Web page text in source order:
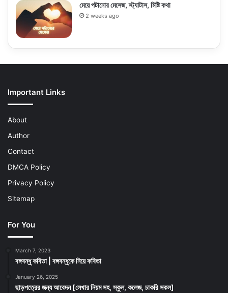
মেয়ে পটানোর মেসেজ, স্ট্যাটাস, মিষ্টি কথা
2 weeks ago
Important Links
About
Author
Contact
DMCA Policy
Privacy Policy
Sitemap
For You
March 7, 2023
বঙ্গবন্ধু কবিতা | বঙ্গবন্ধুকে নিয়ে কবিতা
January 26, 2025
ছাড়পত্রের জন্য আবেদন [লেখার নিয়ম সহ, স্কুল, কলেজ, চাকরি সকল]